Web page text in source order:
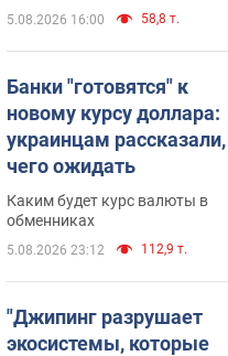
5.08.2026 16:00 58,8 т.
Банки "готовятся" к
новому курсу доллара:
украинцам рассказали,
чего ожидать
Каким будет курс валюты в
обменниках
5.08.2026 23:12 112,9 т.
"Джипинг разрушает
экосистемы, которые